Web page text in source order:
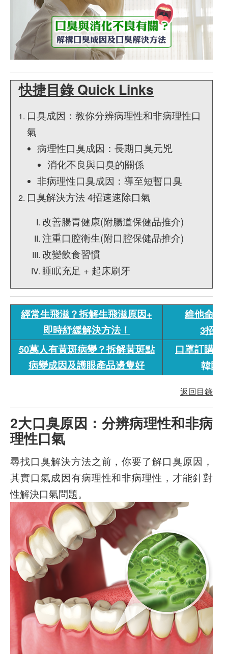
快捷目錄 Quick Links
口臭成因：教你分辨病理性和非病理性口
氣
病理性口臭成因：長期口臭元兇
消化不良與口臭的關係
非病理性口臭成因：導至短暫口臭
口臭解決方法 4招速速除口氣
改善腸胃健康(附腸道保健品推介)
注重口腔衛生(附口腔保健品推介)
改變飲食習慣
睡眠充足 + 起床刷牙
經常生飛滋？拆解生飛滋原因+
即時紓緩解決方法！
維他命B
3招舒
50萬人有黃斑病變？拆解黃斑點
病變成因及護眼產品邊隻好
口罩訂購專
韓國
返回目錄
2大口臭原因：分辨病理性和非病
理性口氣
尋找口臭解決方法之前，你要了解口臭原因，
其實口氣成因有病理性和非病理性，才能針對
性解決口氣問題。